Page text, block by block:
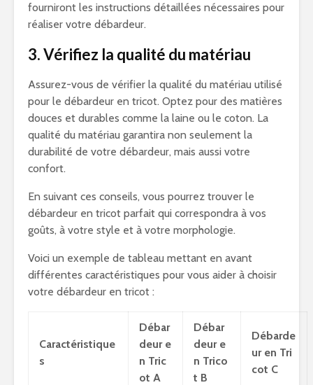
fourniront les instructions détaillées nécessaires pour
réaliser votre débardeur.
3. Vérifiez la qualité du matériau
Assurez-vous de vérifier la qualité du matériau utilisé
pour le débardeur en tricot. Optez pour des matières
douces et durables comme la laine ou le coton. La
qualité du matériau garantira non seulement la
durabilité de votre débardeur, mais aussi votre
confort.
En suivant ces conseils, vous pourrez trouver le
débardeur en tricot parfait qui correspondra à vos
goûts, à votre style et à votre morphologie.
Voici un exemple de tableau mettant en avant
différentes caractéristiques pour vous aider à choisir
votre débardeur en tricot :
Caractéristique
s
Débar
deur e
n Tric
ot A
Débar
deur e
n Trico
t B
Débarde
ur en Tri
cot C